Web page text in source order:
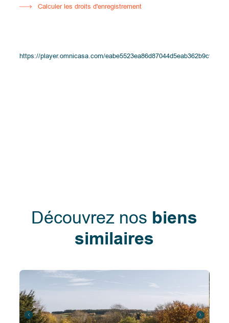
Calculer les droits d'enregistrement
https://player.omnicasa.com/eabe5523ea86d87044d5eab362b9cffb
Découvrez nos biens
similaires